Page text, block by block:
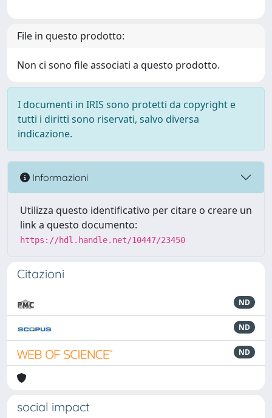
File in questo prodotto:
Non ci sono file associati a questo prodotto.
I documenti in IRIS sono protetti da copyright e
tutti i diritti sono riservati, salvo diversa
indicazione.
Informazioni
Utilizza questo identificativo per citare o creare un
link a questo documento:
https://hdl.handle.net/10447/23450
Citazioni
ND
ND
ND
social impact